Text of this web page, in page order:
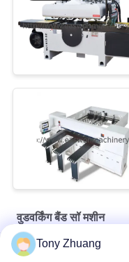
वुडवर्किंग बैंड सॉ मशीन
सीई वुडवर्किंग बैंड सॉ मशीन एमजे
Tony Zhuang